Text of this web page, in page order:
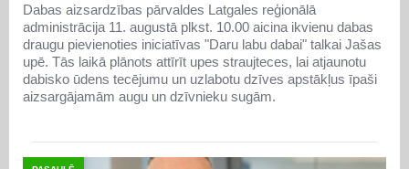
Dabas aizsardzības pārvaldes Latgales reģionālā
administrācija 11. augustā plkst. 10.00 aicina ikvienu dabas
draugu pievienoties iniciatīvas "Daru labu dabai" talkai Jašas
upē. Tās laikā plānots attīrīt upes straujteces, lai atjaunotu
dabisko ūdens tecējumu un uzlabotu dzīves apstākļus īpaši
aizsargājamām augu un dzīvnieku sugām.